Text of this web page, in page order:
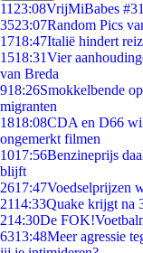
11 23:08VrijMiBabes
3523:07Random Pics
1718:47Italië hindert
1518:31Vier
van Breda
918:26Smokkelbende
migranten
1818:08CDA en D66
ongemerkt filmen
1017:56Benzineprijs
blijft
2617:47Voedselprijzen
2114:33Quake krijgt na
214:30De
6313:48Meer agressie